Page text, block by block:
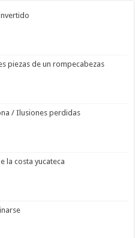
piezas de un rompecabezas
/ Ilusiones perdidas
la costa yucateca